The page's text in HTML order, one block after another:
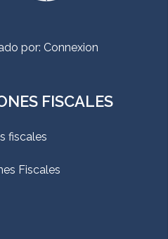
por: Connexion
FISCALES
fiscales
Fiscales